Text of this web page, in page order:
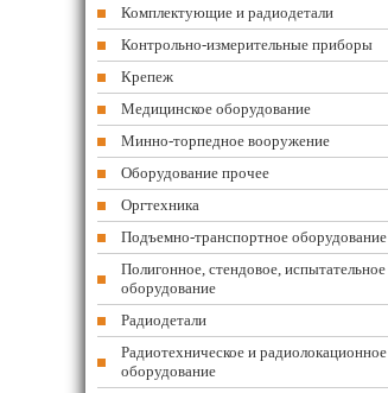
Комплектующие и радиодетали
Контрольно-измерительные приборы
Крепеж
Медицинское оборудование
Минно-торпедное вооружение
Оборудование прочее
Оргтехника
Подъемно-транспортное оборудование
Полигонное, стендовое, испытательное
оборудование
Радиодетали
Радиотехническое и радиолокационное
оборудование